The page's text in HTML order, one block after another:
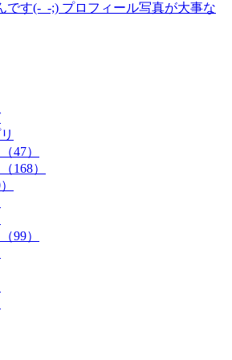
です(-_-;) プロフィール写真が大事な
47）
168）
99）